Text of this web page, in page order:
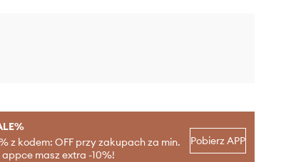
z kodem: OFF przy zakupach za min.
appce masz extra -10%!
Pobierz APP